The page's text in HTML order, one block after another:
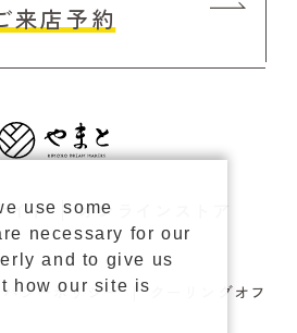
来店予約
イト オンラインストア
バシーポリシー クーリングオフ
use some
necessary for our
and to give us
how our site is